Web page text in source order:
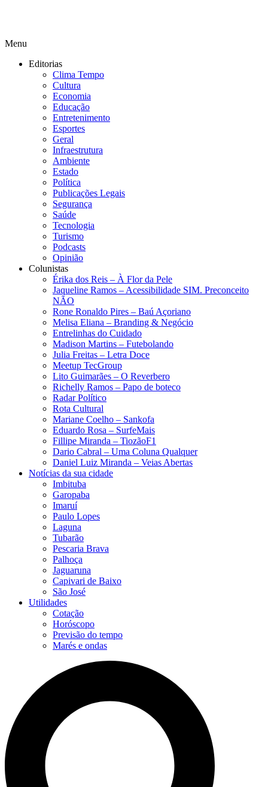
Menu
Editorias
Clima Tempo
Cultura
Economia
Educação
Entretenimento
Esportes
Geral
Infraestrutura
Ambiente
Estado
Política
Publicações Legais
Segurança
Saúde
Tecnologia
Turismo
Podcasts
Opinião
Colunistas
Érika dos Reis​ – À Flor da Pele
Jaqueline Ramos – Acessibilidade SIM. Preconceito
NÃO
Rone Ronaldo Pires – Baú Açoriano
Melisa Eliana – Branding & Negócio
Entrelinhas do Cuidado
Madison Martins – Futebolando
Julia Freitas​ – Letra Doce
Meetup TecGroup
Lito Guimarães – O Reverbero
Richelly Ramos​ – Papo de boteco
Radar Político
Rota Cultural
Mariane Coelho – Sankofa
Eduardo Rosa​ – SurfeMais
Fillipe Miranda – TiozãoF1
Dario Cabral – Uma Coluna Qualquer
Daniel Luiz Miranda – Veias Abertas
Notícias da sua cidade
Imbituba
Garopaba
Imaruí
Paulo Lopes
Laguna
Tubarão
Pescaria Brava
Palhoça
Jaguaruna
Capivari de Baixo
São José
Utilidades
Cotação
Horóscopo
Previsão do tempo
Marés e ondas